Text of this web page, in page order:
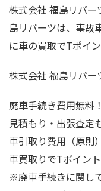
株式会社 福島リパー
島リパーツは、事故
に車の買取でTポイ
株式会社 福島リパー
廃車手続き費用無料！
見積もり・出張査定
車引取り費用（原則
車買取りでTポイン
※廃車手続きに関し